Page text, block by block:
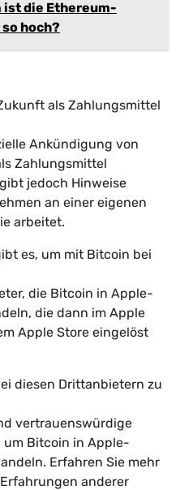
ist die Ethereum-
​​hoch?
als Zahlungsmittel
Ankündigung von
Zahlungsmittel
jedoch Hinweise
an einer eigenen
arbeitet.
es, um mit Bitcoin bei
die Bitcoin in Apple-
die dann im Apple
Apple Store eingelöst
diesen Drittanbietern zu
vertrauenswürdige
Bitcoin in Apple-
Erfahren Sie mehr
anderer